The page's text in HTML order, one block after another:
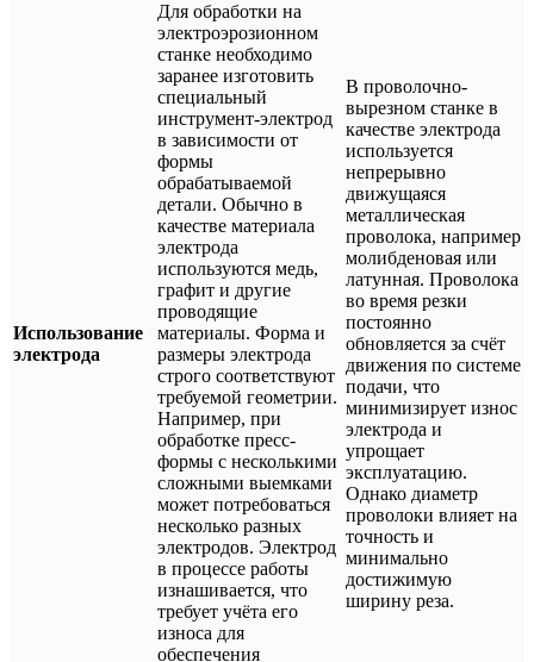
Использование
электрода
Для обработки на
электроэрозионном
станке необходимо
заранее изготовить
специальный
инструмент-электрод
в зависимости от
формы
обрабатываемой
детали. Обычно в
качестве материала
электрода
используются медь,
графит и другие
проводящие
материалы. Форма и
размеры электрода
строго соответствуют
требуемой геометрии.
Например, при
обработке пресс-
формы с несколькими
сложными выемками
может потребоваться
несколько разных
электродов. Электрод
в процессе работы
изнашивается, что
требует учёта его
износа для
обеспечения
В проволочно-
вырезном станке в
качестве электрода
используется
непрерывно
движущаяся
металлическая
проволока, например
молибденовая или
латунная. Проволока
во время резки
постоянно
обновляется за счёт
движения по системе
подачи, что
минимизирует износ
электрода и
упрощает
эксплуатацию.
Однако диаметр
проволоки влияет на
точность и
минимально
достижимую
ширину реза.